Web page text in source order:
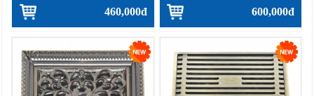
460,000đ 600,000đ